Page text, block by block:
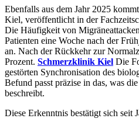
Ebenfalls aus dem Jahr 2025
Kiel, veröffentlicht in der
Die Häufigkeit von
Patienten eine Woche nach der
an. Nach der Rückkehr zur
Prozent. Schmerzklinik Kiel Die
gestörten Synchronisation des
Befund passt präzise in das, was
beschreibt.
Diese Erkenntnis bestätigt sich seit